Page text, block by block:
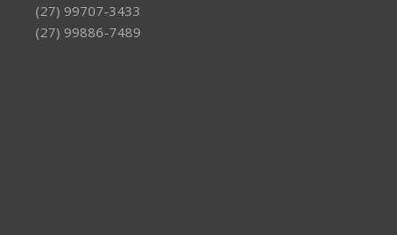
(27) 99707-3433
(27) 99886-7489